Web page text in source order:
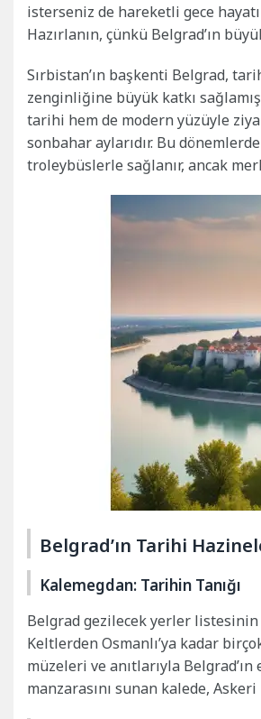
isterseniz de hareketli gece
Hazırlanın, çünkü Belgrad’ın
Sırbistan’ın başkenti Belgrad,
zenginliğine büyük katkı
tarihi hem de modern yüzüyle
sonbahar aylarıdır. Bu
troleybüslerle sağlanır, ancak
Belgrad’ın Tarihi
Kalemegdan: Tarihin Tanığı
Belgrad gezilecek yerler listesinin
Keltlerden Osmanlı’ya kadar
müzeleri ve anıtlarıyla
manzarasını sunan kalede,